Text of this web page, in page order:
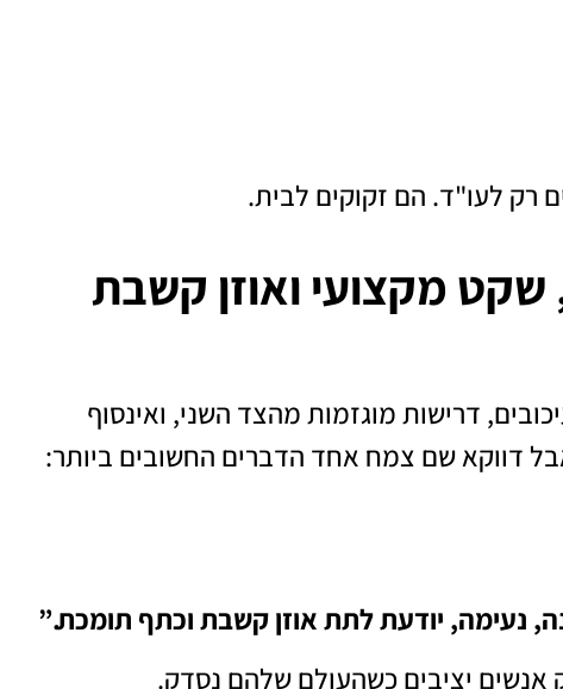
רק לעו"ד. הם זקוקים לבית.
שקט מקצועי ואוזן קשבת
דרישות מוגזמות מהצד השני, ואינסוף
דווקא שם צמח אחד הדברים החשובים ביותר:
נעימה, יודעת לתת אוזן קשבת וכתף תומכת.”
אנשים יציבים כשהעולם שלהם נסדק.